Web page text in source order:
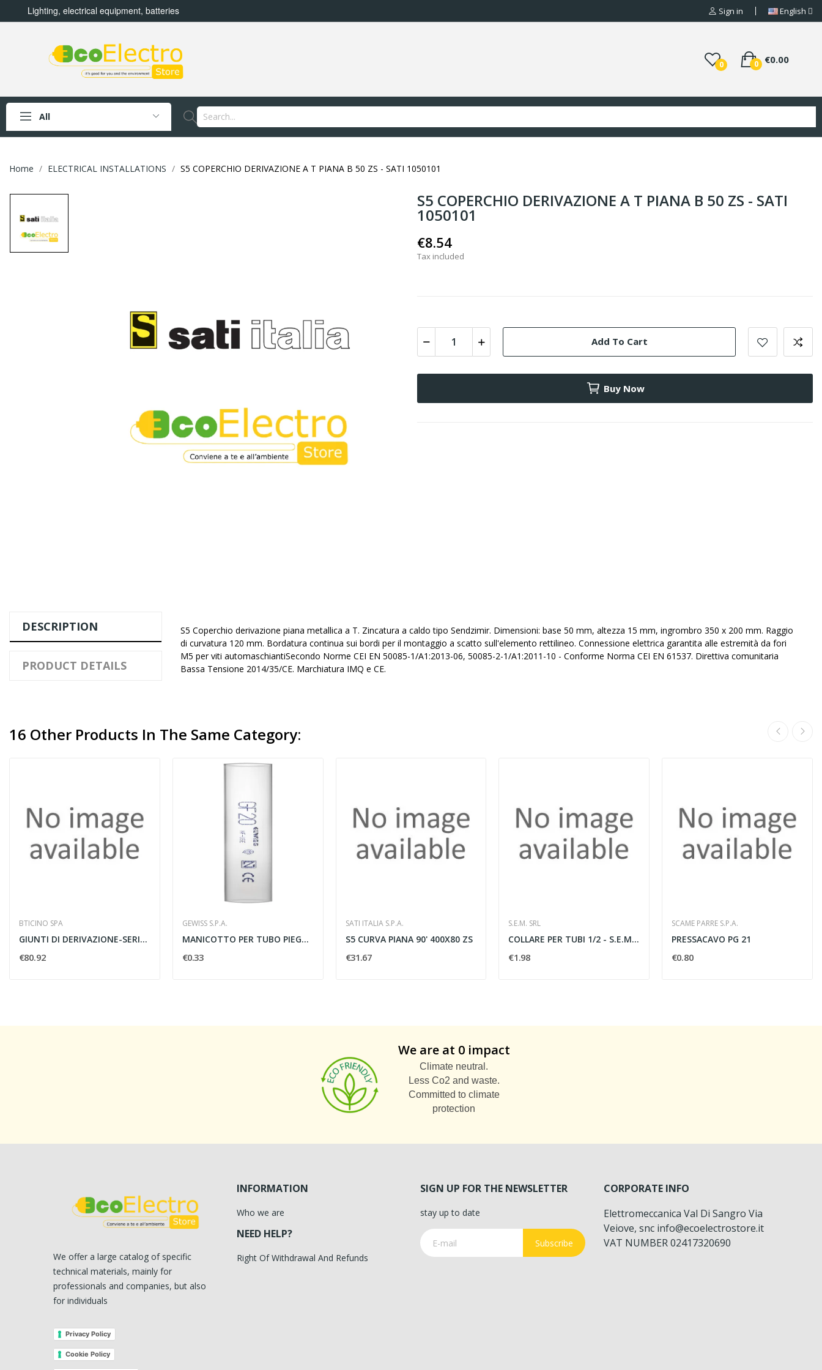
Lighting, electrical equipment, batteries Sign in English
0 €0.00
0
All
Home ELECTRICAL INSTALLATIONS S5 COPERCHIO DERIVAZIONE A T PIANA B 50 ZS - SATI 1050101
S5 COPERCHIO DERIVAZIONE A T PIANA B 50 ZS - SATI
1050101
€8.54
Tax included
Add To Cart
Buy Now
DESCRIPTION
PRODUCT DETAILS
S5 Coperchio derivazione piana metallica a T. Zincatura a caldo tipo Sendzimir. Dimensioni: base 50 mm, altezza 15 mm, ingrombro 350 x 200 mm. Raggio
di curvatura 120 mm. Bordatura continua sui bordi per il montaggio a scatto sull'elemento rettilineo. Connessione elettrica garantita alle estremità da fori
M5 per viti automaschiantiSecondo Norme CEI EN 50085-1/A1:2013-06, 50085-2-1/A1:2011-10 - Conforme Norma CEI EN 61537. Direttiva comunitaria
Bassa Tensione 2014/35/CE. Marchiatura IMQ e CE.
16 Other Products In The Same Category:
BTICINO SPA
GIUNTI DI DERIVAZIONE-SERIE T M40
€80.92
GEWISS S.P.A.
MANICOTTO PER TUBO PIEGHEVOLE GF DIAMETRO 32MM...
€0.33
SATI ITALIA S.P.A.
S5 CURVA PIANA 90' 400X80 ZS
€31.67
S.E.M. SRL
COLLARE PER TUBI 1/2 - S.E.M SRL 040/1/2
€1.98
SCAME PARRE S.P.A.
PRESSACAVO PG 21
€0.80
We are at 0 impact
Climate neutral.
Less Co2 and waste.
Committed to climate
protection
We offer a large catalog of specific
technical materials, mainly for
professionals and companies, but also
for individuals
Privacy Policy
Cookie Policy
INFORMATION
Who we are
NEED HELP?
Right Of Withdrawal And Refunds
SIGN UP FOR THE NEWSLETTER
stay up to date
Subscribe
CORPORATE INFO
Elettromeccanica Val Di Sangro Via
Veiove, snc info@ecoelectrostore.it
VAT NUMBER 02417320690